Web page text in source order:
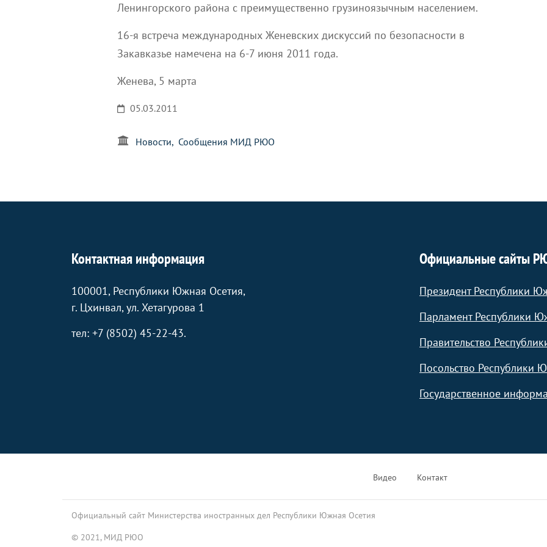
Ленингорского района с преимущественно грузиноязычным населением.
16-я встреча международных Женевских дискуссий по безопасности в
Закавказье намечена на 6-7 июня 2011 года.
Женева, 5 марта
05.03.2011
Новости Сообщения МИД РЮО
Контактная информация
100001, Республики Южная Осетия,
г. Цхинвал, ул. Хетагурова 1
тел: +7 (8502) 45-22-43.
Официальные сайты
Президент Республики
Парламент Республики
Правительство
Посольство Республики
Государственное
Footer
Видео Контакт
Официальный сайт Министерства иностранных дел Республики Южная Осетия
© 2021, МИД РЮО